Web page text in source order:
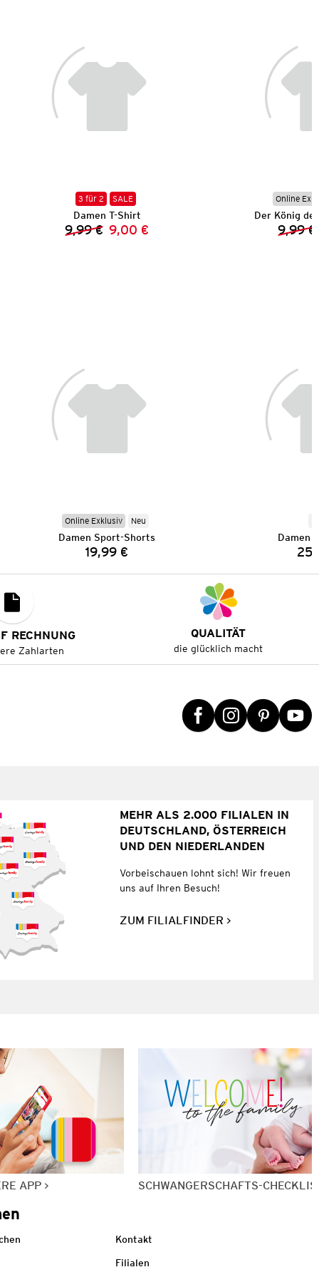
3 für 2 SALE
Damen T-Shirt
Vorheriger Preis:
9,99 € Neuer Preis:
9,00 €
Online
Der König
9,99 €
Online Exklusiv Neu
Damen Sport-Shorts
Preis:
19,99 €
Damen
RECHNUNG
Zahlarten
QUALITÄT
die glücklich macht
MEHR ALS 2.000 FILIALEN IN
DEUTSCHLAND, ÖSTERREICH
UND DEN NIEDERLANDEN
Vorbeischauen lohnt sich! Wir freuen
uns auf Ihren Besuch!
ZUM FILIALFINDER
APP SCHWANGERSCHAFTS-
Kontakt
Filialen